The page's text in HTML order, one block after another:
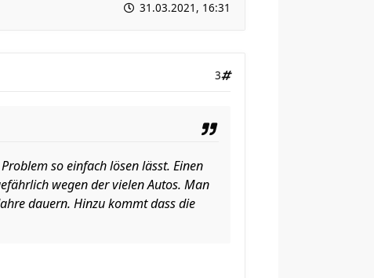
31.03.2021, 16:31
3
so einfach lösen lässt. Einen
wegen der vielen Autos. Man
dauern. Hinzu kommt dass die